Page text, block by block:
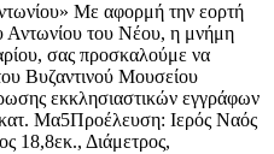
Με αφορμή την εορτή
Αντωνίου του Νέου, η μνήμη
σας προσκαλούμε να
Βυζαντινού Μουσείου
εκκλησιαστικών εγγράφων
Μα5Προέλευση: Ιερός Ναός
18,8εκ., Διάμετρος,